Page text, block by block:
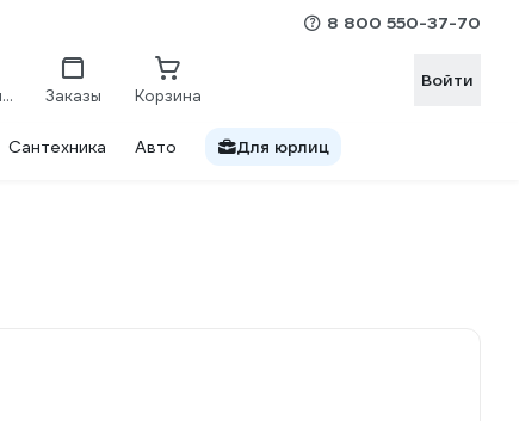
8 800 550-37-70
Сравнение Заказы Корзина
Войти
Сантехника Авто Для юрлиц